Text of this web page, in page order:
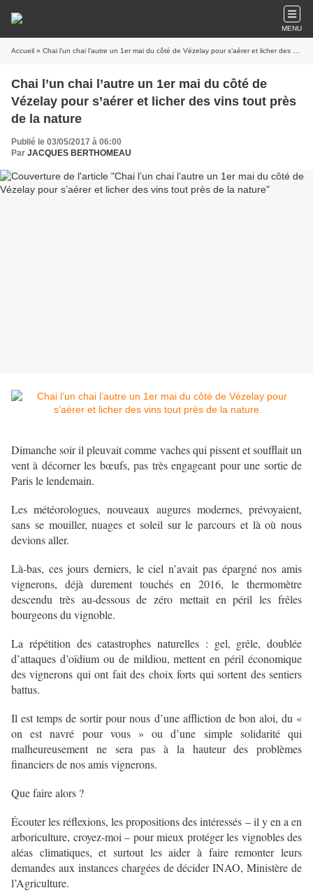
MENU
Accueil » Chai l’un chai l’autre un 1er mai du côté de Vézelay pour s’aérer et licher des vins tout près de la nature
Chai l’un chai l’autre un 1er mai du côté de
Vézelay pour s’aérer et licher des vins tout près
de la nature
Publié le 03/05/2017 à 06:00
Par JACQUES BERTHOMEAU
Dimanche soir il pleuvait comme vaches qui pissent et soufflait un
vent à décorner les bœufs, pas très engageant pour une sortie de
Paris le lendemain.
Les météorologues, nouveaux augures modernes, prévoyaient,
sans se mouiller, nuages et soleil sur le parcours et là où nous
devions aller.
Là-bas, ces jours derniers, le ciel n’avait pas épargné nos amis
vignerons, déjà durement touchés en 2016, le thermomètre
descendu très au-dessous de zéro mettait en péril les frêles
bourgeons du vignoble.
La répétition des catastrophes naturelles : gel, grêle, doublée
d’attaques d’oïdium ou de mildiou, mettent en péril économique
des vignerons qui ont fait des choix forts qui sortent des sentiers
battus.
Il est temps de sortir pour nous d’une affliction de bon aloi, du «
on est navré pour vous » ou d’une simple solidarité qui
malheureusement ne sera pas à la hauteur des problèmes
financiers de nos amis vignerons.
Que faire alors ?
Écouter les réflexions, les propositions des intéressés – il y en a en
arboriculture, croyez-moi – pour mieux protéger les vignobles des
aléas climatiques, et surtout les aider à faire remonter leurs
demandes aux instances chargées de décider INAO, Ministère de
l’Agriculture.